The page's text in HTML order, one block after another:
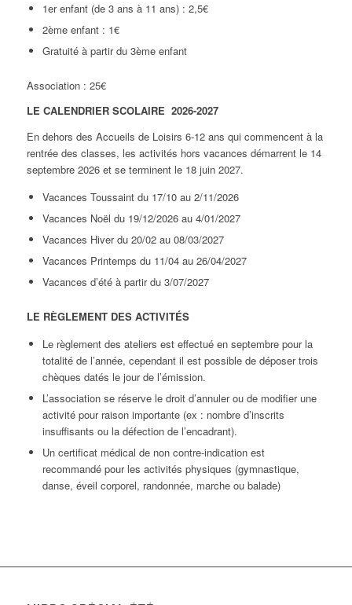
1er enfant (de 3 ans à 11 ans) : 2,5€
2ème enfant : 1€
Gratuité à partir du 3ème enfant
Association : 25€
LE CALENDRIER SCOLAIRE 2026-2027
En dehors des Accueils de Loisirs 6-12 ans qui commencent à la
rentrée des classes, les activités hors vacances démarrent le 14
septembre 2026 et se terminent le 18 juin 2027.
Vacances Toussaint du 17/10 au 2/11/2026
Vacances Noël du 19/12/2026 au 4/01/2027
Vacances Hiver du 20/02 au 08/03/2027
Vacances Printemps du 11/04 au 26/04/2027
Vacances d’été à partir du 3/07/2027
LE RÈGLEMENT DES ACTIVITÉS
Le règlement des ateliers est effectué en septembre pour la
totalité de l’année, cependant il est possible de déposer trois
chèques datés le jour de l’émission.
L’association se réserve le droit d’annuler ou de modifier une
activité pour raison importante (ex : nombre d’inscrits
insuffisants ou la défection de l’encadrant).
Un certificat médical de non contre-indication est
recommandé pour les activités physiques (gymnastique,
danse, éveil corporel, randonnée, marche ou balade)